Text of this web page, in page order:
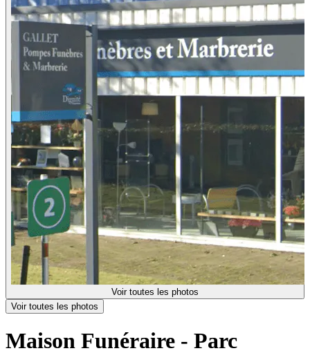
Voir toutes les photos
Voir toutes les photos
Maison Funéraire - Parc